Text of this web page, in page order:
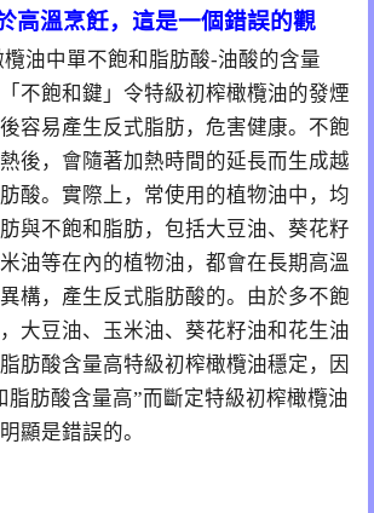
高溫烹飪，這是一個錯誤的觀
油中單不飽和脂肪酸-油酸的含量
不飽和鍵」令特級初榨橄欖油的發煙
容易產生反式脂肪，危害健康。 不飽
後，會隨著加熱時間的延長而生成越
酸。實際上，常使用的植物油中，均
與不飽和脂肪，包括大豆油、葵花籽
油等在內的植物油，都會在長期高溫
構，產生反式脂肪酸的。由於多不飽
大豆油、玉米油、葵花籽油和花生油
肪酸含量高特級初榨橄欖油穩定，因
脂肪酸含量高”而斷定特級初榨橄欖油
顯是錯誤的。